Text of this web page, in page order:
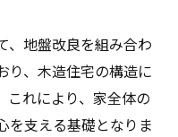
、地盤改良を組み合わ
り、木造住宅の構造に
これにより、家全体の
を支える基礎となりま